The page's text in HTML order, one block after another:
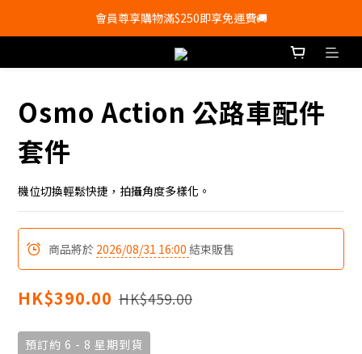
會員尊享購物滿$250即享免運費🚚
會員尊享購物滿$250即享免運費🚚
💰新登記會員即送50購物金💰
Osmo Action 公路車配件
套件
機位切換輕鬆快捷，拍攝角度多樣化。
商品將於 2026/08/31 16:00 結束販售
HK$390.00 HK$459.00
預訂約 6 - 8 星期到貨